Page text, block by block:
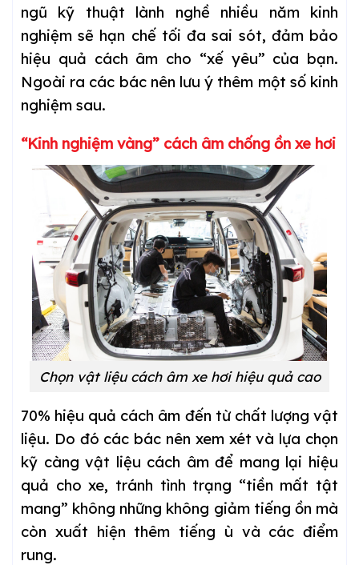
ngũ kỹ thuật lành nghề nhiều năm kinh
nghiệm sẽ hạn chế tối đa sai sót, đảm bảo
hiệu quả cách âm cho “xế yêu” của bạn.
Ngoài ra các bác nên lưu ý thêm một số kinh
nghiệm sau.
“Kinh nghiệm vàng” cách âm chống ồn xe hơi
Chọn vật liệu cách âm xe hơi hiệu quả cao
70% hiệu quả cách âm đến từ chất lượng vật
liệu. Do đó các bác nên xem xét và lựa chọn
kỹ càng vật liệu cách âm để mang lại hiệu
quả cho xe, tránh tình trạng “tiền mất tật
mang” không những không giảm tiếng ồn mà
còn xuất hiện thêm tiếng ù và các điểm
rung.